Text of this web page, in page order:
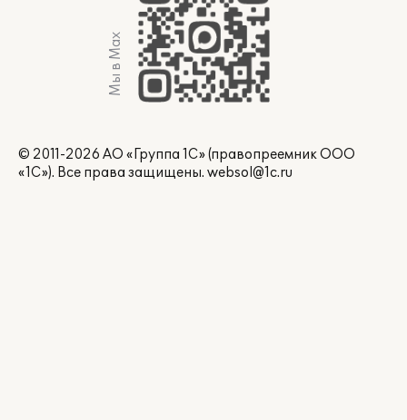
Мы в Max
© 2011-2026 АО «Группа 1С» (правопреемник ООО
«1С»). Все права защищены. websol@1c.ru